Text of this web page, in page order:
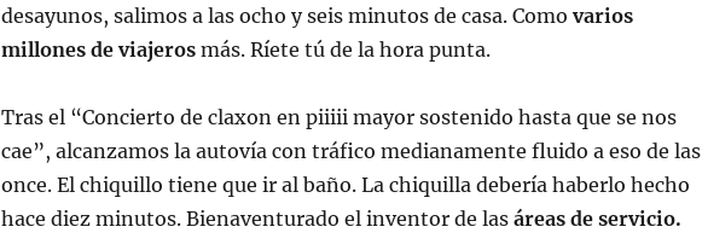
desayunos, salimos a las ocho y seis minutos de casa. Como varios
millones de viajeros más. Ríete tú de la hora punta.
Tras el “Concierto de claxon en piiiii mayor sostenido hasta que se nos
cae”, alcanzamos la autovía con tráfico medianamente fluido a eso de las
once. El chiquillo tiene que ir al baño. La chiquilla debería haberlo hecho
hace diez minutos. Bienaventurado el inventor de las áreas de servicio.